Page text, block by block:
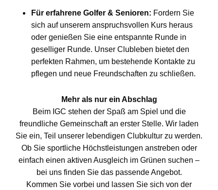
Für erfahrene Golfer & Senioren: Fordern Sie
sich auf unserem anspruchsvollen Kurs heraus
oder genießen Sie eine entspannte Runde in
geselliger Runde. Unser Clubleben bietet den
perfekten Rahmen, um bestehende Kontakte zu
pflegen und neue Freundschaften zu schließen.
Mehr als nur ein Abschlag
Beim IGC stehen der Spaß am Spiel und die
freundliche Gemeinschaft an erster Stelle. Wir laden
Sie ein, Teil unserer lebendigen Clubkultur zu werden.
Ob Sie sportliche Höchstleistungen anstreben oder
einfach einen aktiven Ausgleich im Grünen suchen –
bei uns finden Sie das passende Angebot.
Kommen Sie vorbei und lassen Sie sich von der